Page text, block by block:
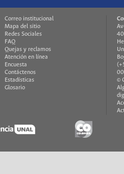
Correo institucional
Mapa del sitio
Redes Sociales
FAQ
Quejas y reclamos
Atención en línea
Encuesta
Contáctenos
Estadísticas
Glosario
©